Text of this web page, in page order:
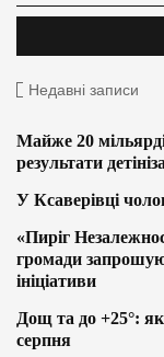
Недавні записи
Майже 20
результати
У Ксаверівці
«Пиріг
громади
ініціативи
Дощ та до +25°:
серпня